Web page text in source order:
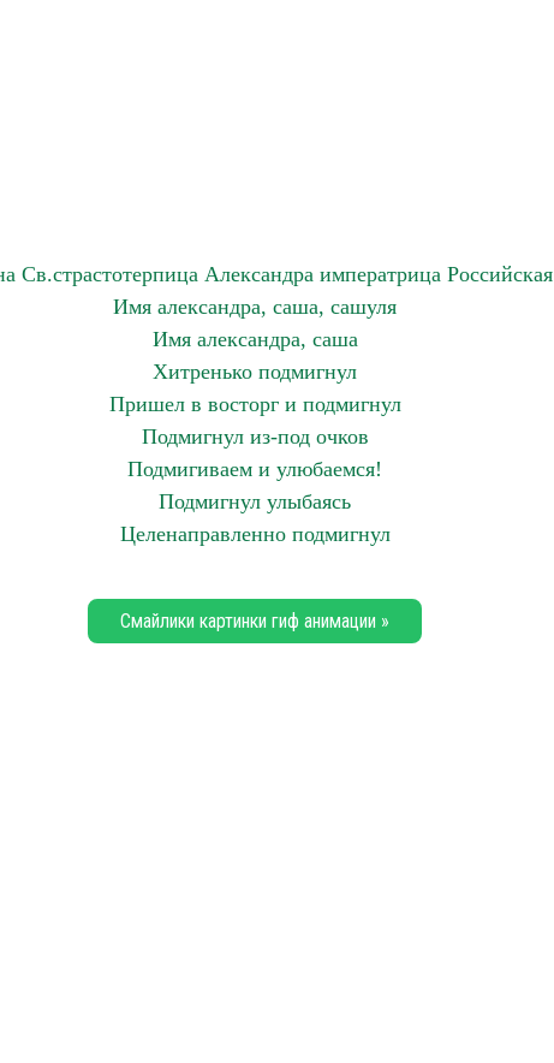
Св.страстотерпица Александра императрица Российская
Имя александра, саша, сашуля
Имя александра, саша
Хитренько подмигнул
Пришел в восторг и подмигнул
Подмигнул из-под очков
Подмигиваем и улюбаемся!
Подмигнул улыбаясь
Целенаправленно подмигнул
Смайлики картинки гиф анимации »